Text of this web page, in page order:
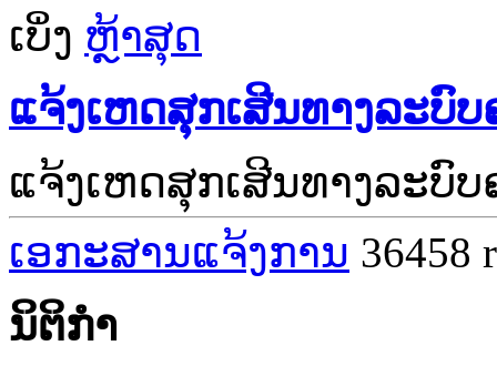
ເບິ່ງ ຫຼ້າສຸດ
ແຈ້ງເຫດສຸກເສີນທາງລະບົ
ແຈ້ງເຫດສຸກເສີນທາງລະບົ
ເອກະສານແຈ້ງການ 36458
ນິ​ຕິ​ກໍາ